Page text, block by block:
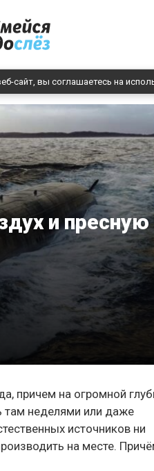
сайт, вы соглашаетесь на
и пресную
причем на огромной
там неделями или даже
источников ни
на месте.